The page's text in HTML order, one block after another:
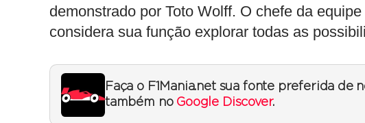
demonstrado por Toto Wolff. O chefe da
considera sua função explorar todas as
Faça o F1Mania.net sua fonte preferida de
também no Google Discover.